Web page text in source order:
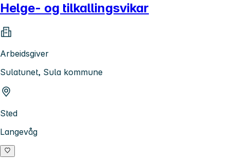
Helge- og tilkallingsvikar
Arbeidsgiver
Sulatunet, Sula kommune
Sted
Langevåg